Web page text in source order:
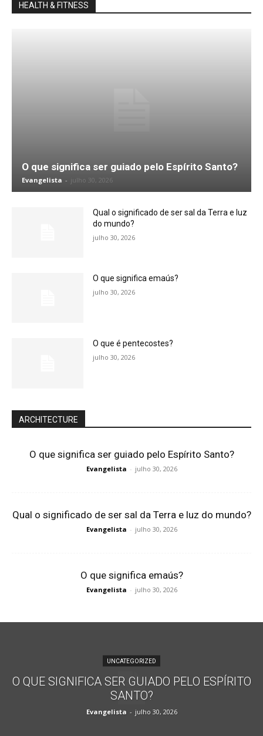
HEALTH & FITNESS
O que significa ser guiado pelo Espírito Santo?
Evangelista - julho 30, 2026
Qual o significado de ser sal da Terra e luz
do mundo?
julho 30, 2026
O que significa emaús?
julho 30, 2026
O que é pentecostes?
julho 30, 2026
ARCHITECTURE
O que significa ser guiado pelo Espírito Santo?
Evangelista - julho 30, 2026
Qual o significado de ser sal da Terra e luz do mundo?
Evangelista - julho 30, 2026
O que significa emaús?
Evangelista - julho 30, 2026
UNCATEGORIZED
O QUE SIGNIFICA SER GUIADO PELO ESPÍRITO
SANTO?
Evangelista - julho 30, 2026